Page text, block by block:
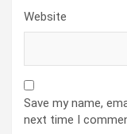
Website
Save my name,
next time I